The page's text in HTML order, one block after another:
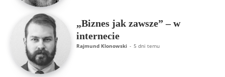
„Biznes jak zawsze” – w
internecie
Rajmund Klonowski - 5 dni temu